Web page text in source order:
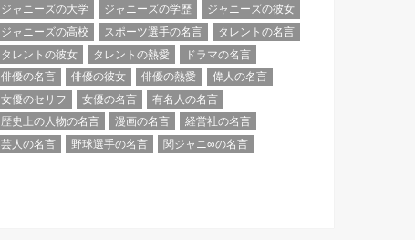
ジャニーズの大学
ジャニーズの学歴
ジャニーズの彼女
ジャニーズの高校
スポーツ選手の名言
タレントの名言
タレントの彼女
タレントの熱愛
ドラマの名言
俳優の名言
俳優の彼女 俳優の熱愛
偉人の名言
女優のセリフ
女優の名言
有名人の名言
歴史上の人物の名言
漫画の名言
経営社の名言
芸人の名言
野球選手の名言 関ジャニ∞の名言